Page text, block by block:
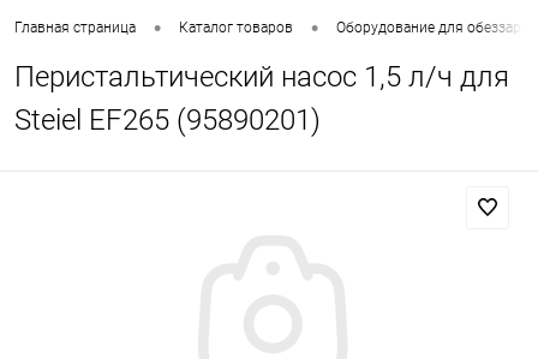
Главная страница • Каталог товаров • Оборудование для
Перистальтический насос 1,5 л/ч для
Steiel EF265 (95890201)